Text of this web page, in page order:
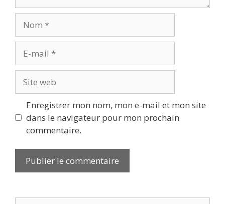
mail
web
Enregistrer mon nom, mon e-mail et mon site
dans le navigateur pour mon prochain
commentaire.